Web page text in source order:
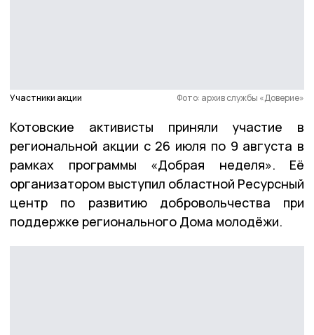
Участники акции Фото: архив службы «Доверие»
Котовские активисты приняли участие в
региональной акции с 26 июля по 9 августа в
рамках программы «Добрая неделя». Её
организатором выступил областной Ресурсный
центр по развитию добровольчества при
поддержке регионального Дома молодёжи.